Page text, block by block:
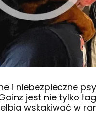
i niebezpieczne
jest nie tylko
wskakiwać w